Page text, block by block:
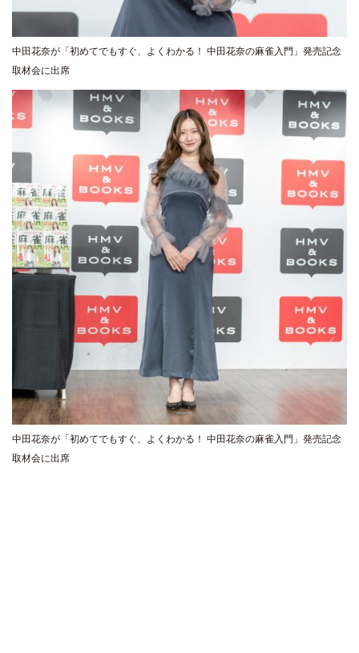
中田花奈が「初めてでもすぐ、よくわかる！ 中田花奈の麻雀入門」発売記念
取材会に出席
中田花奈が「初めてでもすぐ、よくわかる！ 中田花奈の麻雀入門」発売記念
取材会に出席